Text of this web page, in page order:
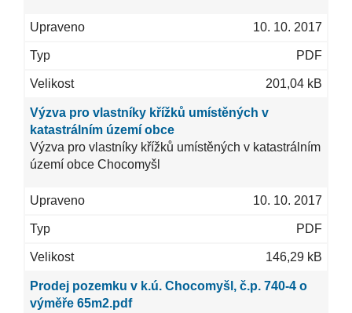
10. 10. 2017
PDF
201,04 kB
Výzva pro vlastníky křížků umístěných v
katastrálním území obce
Výzva pro vlastníky křížků umístěných v katastrálním
území obce Chocomyšl
10. 10. 2017
PDF
146,29 kB
Prodej pozemku v k.ú. Chocomyšl, č.p. 740-4 o
výměře 65m2.pdf